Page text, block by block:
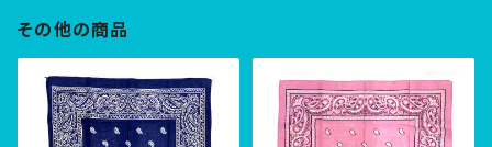
その他の商品